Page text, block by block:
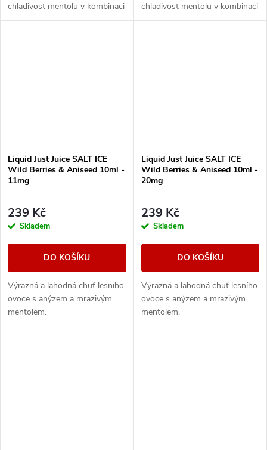
chladivost mentolu v kombinaci
s cooladou.
chladivost mentolu v kombinaci
s cooladou.
Liquid Just Juice SALT ICE
Wild Berries & Aniseed 10ml -
11mg
239 Kč
Skladem
DO KOŠÍKU
Výrazná a lahodná chuť lesního
ovoce s anýzem a mrazivým
mentolem.
Liquid Just Juice SALT ICE
Wild Berries & Aniseed 10ml -
20mg
239 Kč
Skladem
DO KOŠÍKU
Výrazná a lahodná chuť lesního
ovoce s anýzem a mrazivým
mentolem.